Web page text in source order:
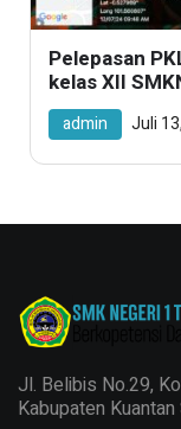
Pelepasan
kelas XII
Teluk Kuantan
admin Juli
Jl. Belibis No.29,
Kabupaten